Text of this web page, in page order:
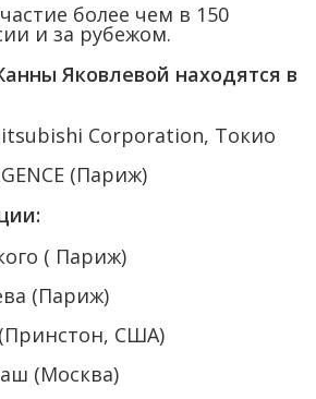
более чем в 150
и за рубежом.
Яковлевой находятся в
Corporation, Токио
(Париж)
( Париж)
(Париж)
США)
(Москва)